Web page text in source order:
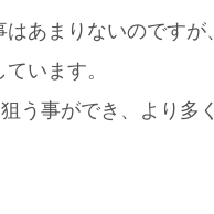
あまりないのですが
います。
う事ができ、より多